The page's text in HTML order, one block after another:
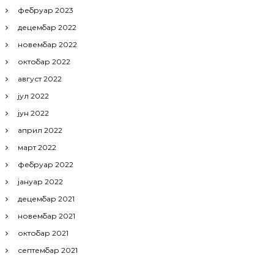
фебруар 2023
децембар 2022
новембар 2022
октобар 2022
август 2022
јул 2022
јун 2022
април 2022
март 2022
фебруар 2022
јануар 2022
децембар 2021
новембар 2021
октобар 2021
септембар 2021